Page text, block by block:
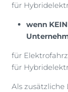
für
wenn
für
für
Als